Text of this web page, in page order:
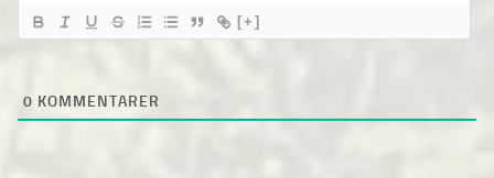
[+]
0 KOMMENTARER